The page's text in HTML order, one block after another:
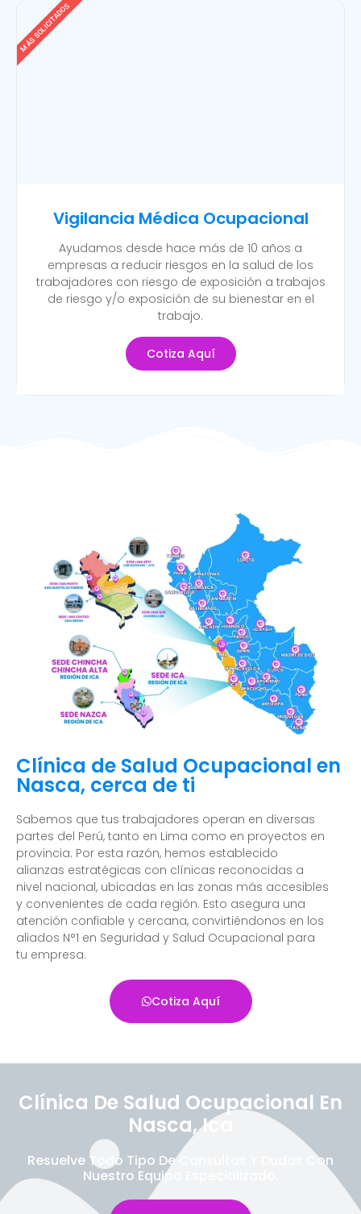
Vigilancia Médica Ocupacional
Ayudamos desde hace más de 10 años a
empresas a reducir riesgos en la salud de los
trabajadores con riesgo de exposición a trabajos
de riesgo y/o exposición de su bienestar en el
trabajo.
Cotiza Aquí
MÁS SOLICITADOS
Clínica de Salud Ocupacional en
Nasca, cerca de ti
Sabemos que tus trabajadores operan en diversas
partes del Perú, tanto en Lima como en proyectos en
provincia. Por esta razón, hemos establecido
alianzas estratégicas con clínicas reconocidas a
nivel nacional, ubicadas en las zonas más accesibles
y convenientes de cada región. Esto asegura una
atención confiable y cercana, convirtiéndonos en los
aliados N°1 en Seguridad y Salud Ocupacional para
tu empresa.
Cotiza Aquí
Clínica De Salud Ocupacional En
Nasca, Ica
Resuelve Todo Tipo De Consultas Y Dudas Con
Nuestro Equipo Especializado.